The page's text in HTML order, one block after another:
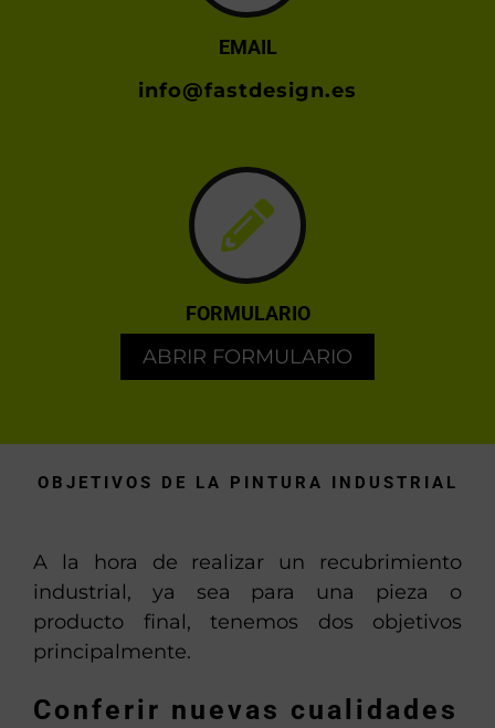
EMAIL
info@fastdesign.es
FORMULARIO
ABRIR FORMULARIO
OBJETIVOS DE LA PINTURA INDUSTRIAL
A la hora de realizar un recubrimiento
industrial, ya sea para una pieza o
producto final, tenemos dos objetivos
principalmente.
Conferir nuevas cualidades